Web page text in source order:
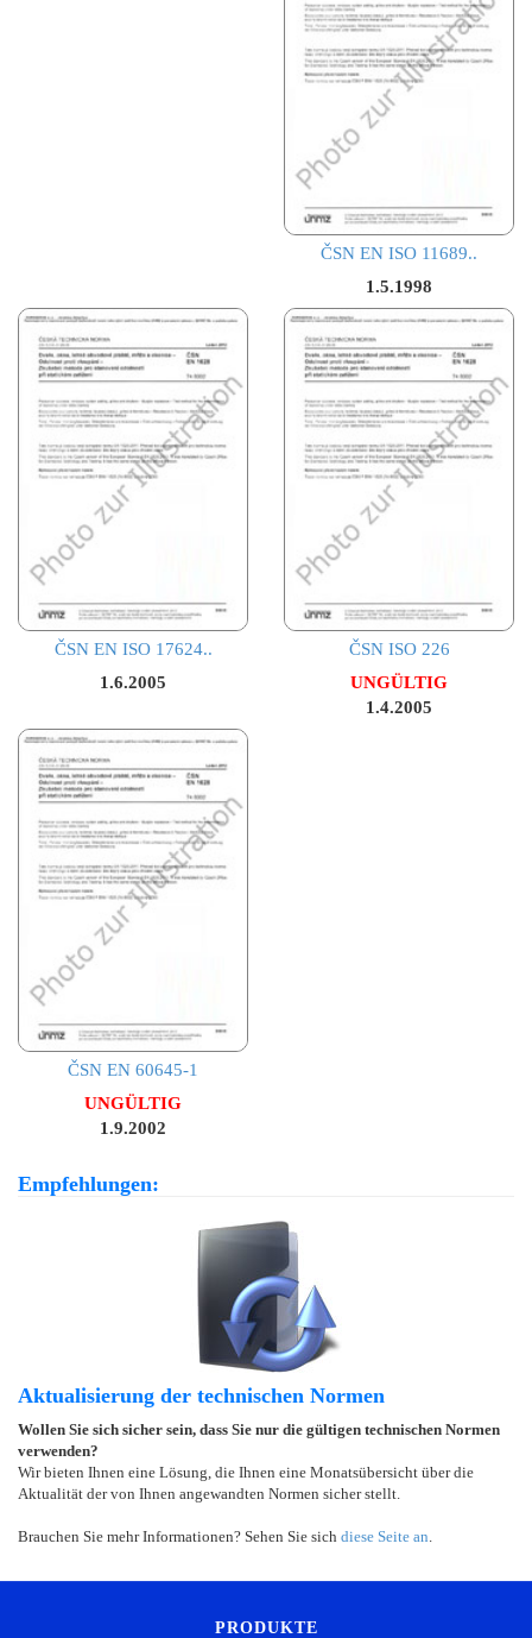
ČSN EN ISO 11689..
1.5.1998
ČSN EN ISO 17624..
1.6.2005
ČSN ISO 226
UNGÜLTIG
1.4.2005
ČSN EN 60645-1
UNGÜLTIG
1.9.2002
Empfehlungen:
Aktualisierung der technischen Normen
Wollen Sie sich sicher sein, dass Sie nur die gültigen technischen Normen
verwenden?
Wir bieten Ihnen eine Lösung, die Ihnen eine Monatsübersicht über die
Aktualität der von Ihnen angewandten Normen sicher stellt.
Brauchen Sie mehr Informationen? Sehen Sie sich diese Seite an
PRODUKTE